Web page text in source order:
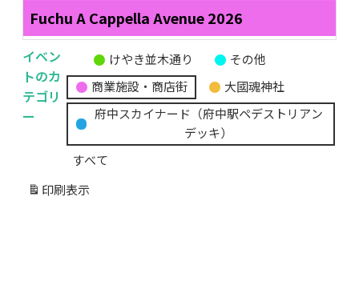
Fuchu A Cappella Avenue 2026
イベン
トのカ
テゴリ
ー
題
の
カ
テ
ゴ
リ
けやき並木通り
その他
商業施設・商店街
大國魂神社
府中スカイナード（府中駅ペデストリアン
デッキ）
すべて
印刷 表示